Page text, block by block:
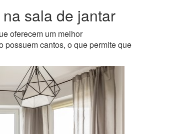
sala de jantar
oferecem um melhor
possuem cantos, o que permite que